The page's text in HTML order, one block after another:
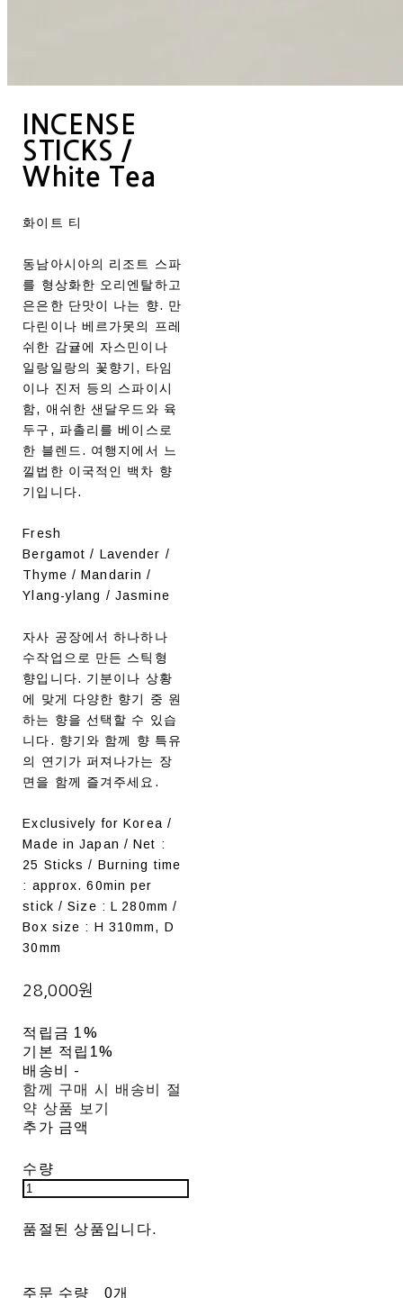
INCENSE
STICKS /
White Tea
화이트 티
동남아시아의 리조트 스파
를 형상화한 오리엔탈하고
은은한 단맛이 나는 향. 만
다린이나 베르가못의 프레
쉬한 감귤에 자스민이나
일랑일랑의 꽃향기, 타임
이나 진저 등의 스파이시
함, 애쉬한 샌달우드와 육
두구, 파촐리를 베이스로
한 블렌드. 여행지에서 느
낄법한 이국적인 백차 향
기입니다.
Fresh
Bergamot / Lavender /
Thyme / Mandarin /
Ylang-ylang / Jasmine
자사 공장에서 하나하나
수작업으로 만든 스틱형
향입니다. 기분이나 상황
에 맞게 다양한 향기 중 원
하는 향을 선택할 수 있습
니다. 향기와 함께 향 특유
의 연기가 퍼져나가는 장
면을 함께 즐겨주세요.
Exclusively for Korea /
Made in Japan / Net :
25 Sticks / Burning time
: approx. 60min per
stick / Size : L 280mm /
Box size : H 310mm, D
30mm
28,000원
적립금 1%
기본 적립 1%
배송비 -
함께 구매 시 배송비 절
약 상품 보기
추가 금액
수량
품절된 상품입니다.
주문 수량
0개